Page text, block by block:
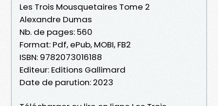
Les Trois Mousquetaires Tome 2
Alexandre Dumas
Nb. de pages: 560
Format: Pdf, ePub, MOBI, FB2
ISBN: 9782073016188
Editeur: Editions Gallimard
Date de parution: 2023